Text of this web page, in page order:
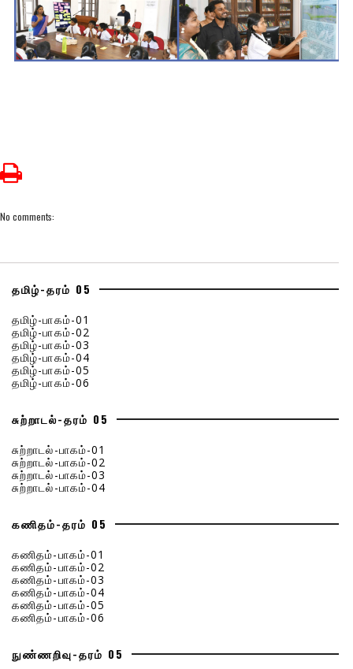
No comments:
தமிழ்-தரம் 05
தமிழ்-பாகம்-01
தமிழ்-பாகம்-02
தமிழ்-பாகம்-03
தமிழ்-பாகம்-04
தமிழ்-பாகம்-05
தமிழ்-பாகம்-06
சுற்றாடல்-தரம் 05
சுற்றாடல்-பாகம்-01
சுற்றாடல்-பாகம்-02
சுற்றாடல்-பாகம்-03
சுற்றாடல்-பாகம்-04
கணிதம்-தரம் 05
கணிதம்-பாகம்-01
கணிதம்-பாகம்-02
கணிதம்-பாகம்-03
கணிதம்-பாகம்-04
கணிதம்-பாகம்-05
கணிதம்-பாகம்-06
நுண்ணறிவு-தரம் 05